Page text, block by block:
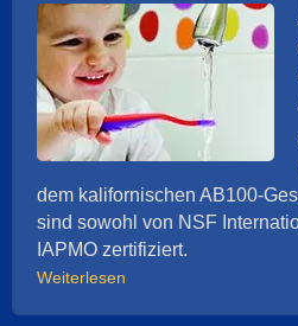
dem kalifornischen AB100-
sind sowohl von NSF
IAPMO zertifiziert.
Weiterlesen